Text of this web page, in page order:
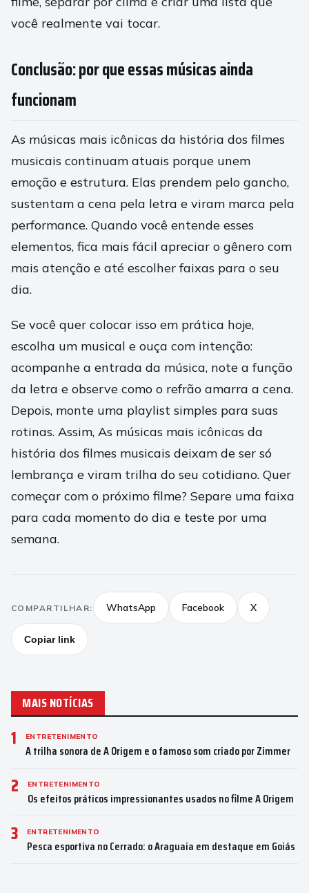
você realmente vai tocar.
Conclusão: por que essas músicas ainda
funcionam
As músicas mais icônicas da história dos filmes
musicais continuam atuais porque unem
emoção e estrutura. Elas prendem pelo gancho,
sustentam a cena pela letra e viram marca pela
performance. Quando você entende esses
elementos, fica mais fácil apreciar o gênero com
mais atenção e até escolher faixas para o seu
dia.
Se você quer colocar isso em prática hoje,
escolha um musical e ouça com intenção:
acompanhe a entrada da música, note a função
da letra e observe como o refrão amarra a cena.
Depois, monte uma playlist simples para suas
rotinas. Assim, As músicas mais icônicas da
história dos filmes musicais deixam de ser só
lembrança e viram trilha do seu cotidiano. Quer
começar com o próximo filme? Separe uma faixa
para cada momento do dia e teste por uma
semana.
COMPARTILHAR: WhatsApp Facebook X
Copiar link
MAIS NOTÍCIAS
1 ENTRETENIMENTO
A trilha sonora de A Origem e o famoso som criado por Zimmer
2 ENTRETENIMENTO
Os efeitos práticos impressionantes usados no filme A Origem
3 ENTRETENIMENTO
Pesca esportiva no Cerrado: o Araguaia em destaque em Goiás